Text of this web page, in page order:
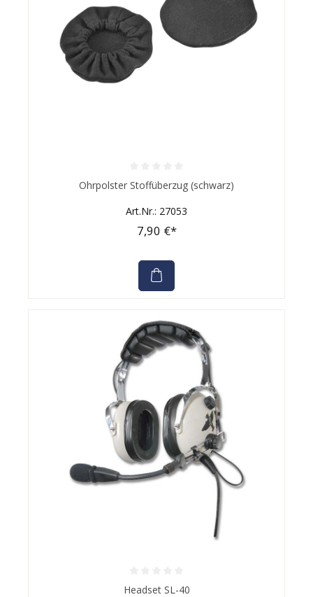
Durchschnittliche Bewertung von 0 von 5 Sternen
Ohrpolster Stoffüberzug (schwarz)
Art.Nr.: 27053
7,90 €*
Durchschnittliche Bewertung von 0 von 5 Sternen
Headset SL-40